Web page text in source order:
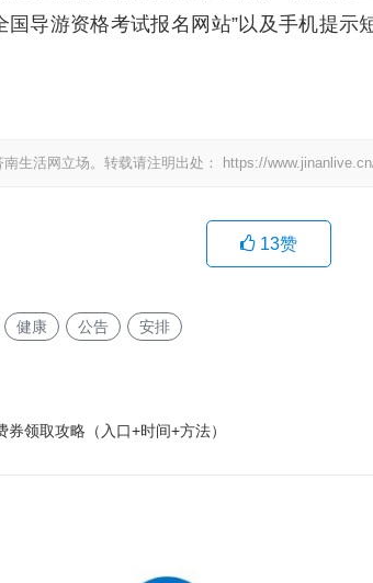
国导游资格考试报名网站”以及手机提示
生活网立场。转载请注明出处： https://
13赞
健康 公告 安排
领取攻略（入口+时间+方法）